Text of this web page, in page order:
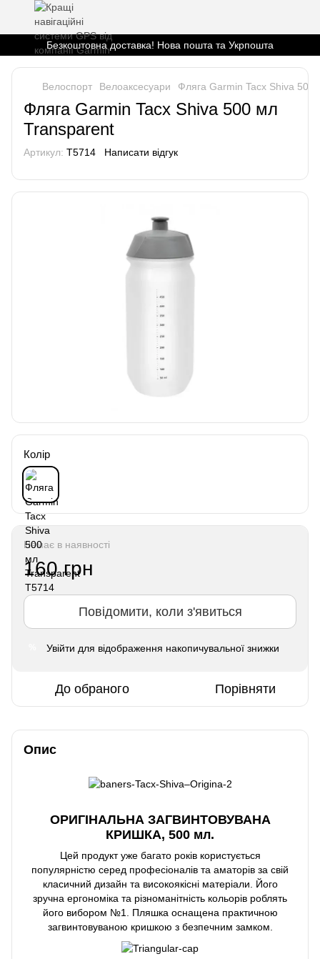
Безкоштовна доставка! Нова пошта та Укрпошта
Велоспорт Велоаксесуари Фляга Garmin Tacx Shiva 500
Фляга Garmin Tacx Shiva 500 мл
Transparent
Артикул: T5714 Написати відгук
Колір
Немає в наявності
160 грн
Повідомити, коли з'явиться
Увійти для відображення накопичувальної знижки
До обраного Порівняти
Опис
ОРИГІНАЛЬНА ЗАГВИНТОВУВАНА
КРИШКА, 500 мл.
Цей продукт уже багато років користується
популярністю серед професіоналів та аматорів за свій
класичний дизайн та високоякісні матеріали. Його
зручна ергономіка та різноманітність кольорів роблять
його вибором №1. Пляшка оснащена практичною
загвинтовуваною кришкою з безпечним замком.